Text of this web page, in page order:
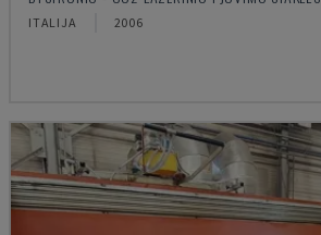
ITALIJA 2006